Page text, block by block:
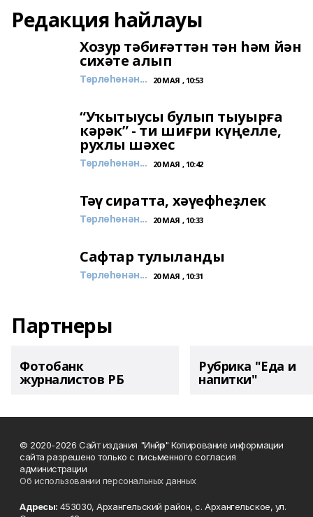
Редакция һайлауы
Хозур тәбиғәттән тән һәм йән
сихәте алып
Төрлөһөнән... 20 МАЯ , 10:53
“Уҡытыусы булып тыуырға
кәрәк” - ти шиғри күңелле,
рухлы шәхес
Төрлөһөнән... 20 МАЯ , 10:42
Тәү сиратта, хәүефһеҙлек
Төрлөһөнән... 20 МАЯ , 10:33
Сафтар тулыланды
Төрлөһөнән... 20 МАЯ , 10:31
Партнеры
Фотобанк
журналистов РБ
Рубрика "Еда и
напитки"
© 2020-2026 Сайт издания "Инйәр" Копирование информации
сайта разрешено только с письменного согласия
администрации
Об использовании персональных данных
Адресы: 453030, Архангельский район, с. Архангельское, ул.